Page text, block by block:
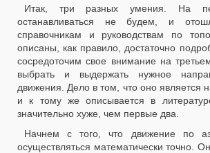
Итак, три разных умения. На
останавливаться не будем, и
справочникам и руководствам по
описаны, как правило, достаточно
сосредоточим свое внимание на
выбрать и выдержать нужное
движения. Дело в том, что оно является
и к тому же описывается в
значительно хуже, чем первые два.
Начнем с того, что движение по
осуществляться математически точно.